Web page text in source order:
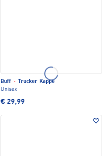
Buff ·
Trucker Kappe
Unisex
€ 29,99